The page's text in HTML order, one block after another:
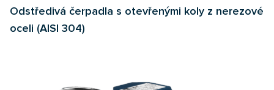
Odstředivá čerpadla s otevřenými koly z nerezové
oceli (AISI 304)